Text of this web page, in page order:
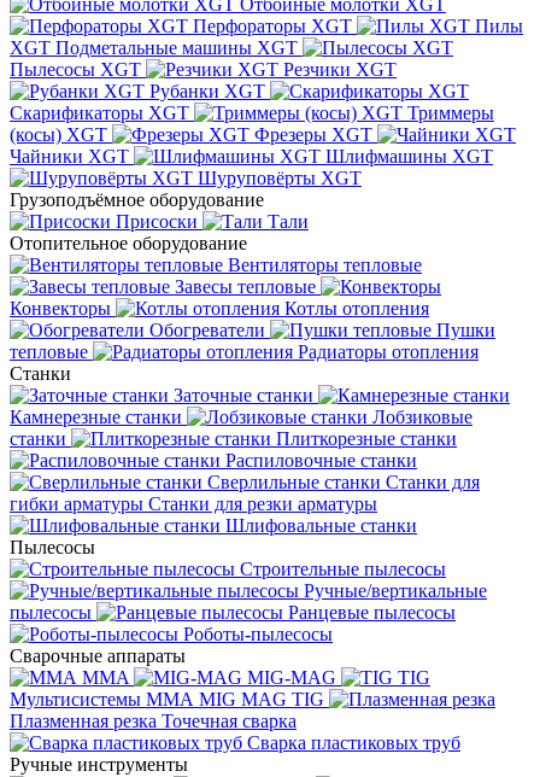
Отбойные молотки XGT
Перфораторы XGT
Пилы
XGT Подметальные машины XGT
Пылесосы XGT
Резчики XGT
Рубанки XGT
Скарификаторы XGT
Триммеры
(косы) XGT
Фрезеры XGT
Чайники XGT
Шлифмашины XGT
Шуруповёрты XGT
Грузоподъёмное оборудование
Присоски
Тали
Отопительное оборудование
Вентиляторы тепловые
Завесы тепловые
Конвекторы
Котлы отопления
Обогреватели
Пушки
тепловые
Радиаторы отопления
Станки
Заточные станки
Камнерезные станки
Лобзиковые
станки
Плиткорезные станки
Распиловочные станки
Сверлильные станки Станки для
гибки арматуры Станки для резки арматуры
Шлифовальные станки
Пылесосы
Строительные пылесосы
Ручные/вертикальные
пылесосы
Ранцевые пылесосы
Роботы-пылесосы
Сварочные аппараты
MMA
MIG-MAG
TIG
Мультисистемы ММА MIG MAG TIG
Плазменная резка Точечная сварка
Cварка пластиковых труб
Ручные инструменты